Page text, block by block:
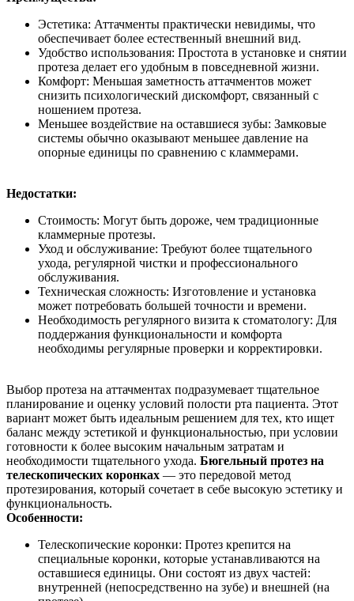
Эстетика: Аттачменты практически невидимы, что
обеспечивает более естественный внешний вид.
Удобство использования: Простота в установке и снятии
протеза делает его удобным в повседневной жизни.
Комфорт: Меньшая заметность аттачментов может
снизить психологический дискомфорт, связанный с
ношением протеза.
Меньшее воздействие на оставшиеся зубы: Замковые
системы обычно оказывают меньшее давление на
опорные единицы по сравнению с кламмерами.
Недостатки:
Стоимость: Могут быть дороже, чем традиционные
кламмерные протезы.
Уход и обслуживание: Требуют более тщательного
ухода, регулярной чистки и профессионального
обслуживания.
Техническая сложность: Изготовление и установка
может потребовать большей точности и времени.
Необходимость регулярного визита к стоматологу: Для
поддержания функциональности и комфорта
необходимы регулярные проверки и корректировки.
Выбор протеза на аттачментах подразумевает тщательное
планирование и оценку условий полости рта пациента. Этот
вариант может быть идеальным решением для тех, кто ищет
баланс между эстетикой и функциональностью, при условии
готовности к более высоким начальным затратам и
необходимости тщательного ухода. Бюгельный протез на
телескопических коронках — это передовой метод
протезирования, который сочетает в себе высокую эстетику и
функциональность.
Особенности:
Телескопические коронки: Протез крепится на
специальные коронки, которые устанавливаются на
оставшиеся единицы. Они состоят из двух частей:
внутренней (непосредственно на зубе) и внешней (на